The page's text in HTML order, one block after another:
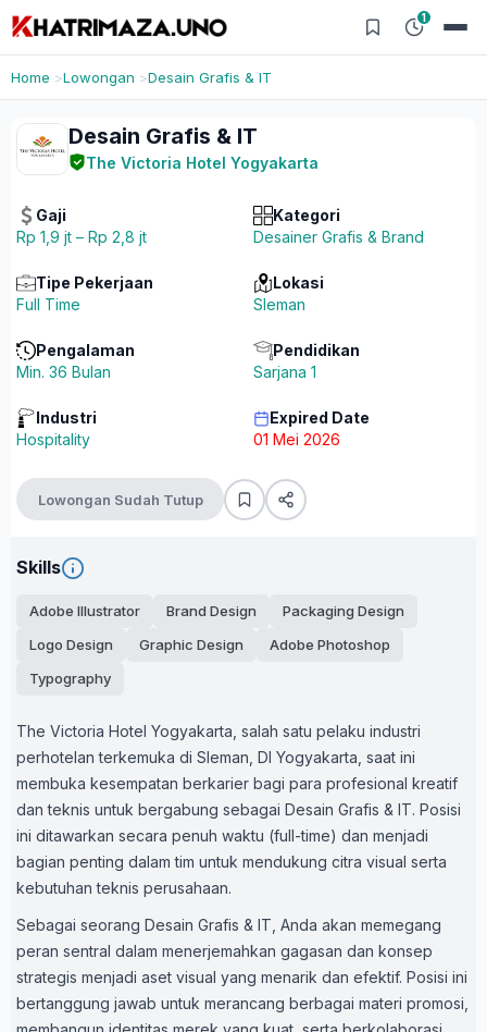
1
Home Lowongan Desain Grafis & IT
Desain Grafis & IT
The Victoria Hotel Yogyakarta
Gaji
Rp 1,9 jt – Rp 2,8 jt
Kategori
Desainer Grafis & Brand
Tipe Pekerjaan
Full Time
Lokasi
Sleman
Pengalaman
Min. 36 Bulan
Pendidikan
Sarjana 1
Industri
Hospitality
Expired Date
01 Mei 2026
Lowongan Sudah Tutup
Skills
Adobe Illustrator Brand Design
Packaging Design
Logo Design
Graphic Design
Adobe Photoshop
Typography
The Victoria Hotel Yogyakarta, salah satu pelaku industri
perhotelan terkemuka di Sleman, DI Yogyakarta, saat ini
membuka kesempatan berkarier bagi para profesional kreatif
dan teknis untuk bergabung sebagai Desain Grafis & IT. Posisi
ini ditawarkan secara penuh waktu (full-time) dan menjadi
bagian penting dalam tim untuk mendukung citra visual serta
kebutuhan teknis perusahaan.
Sebagai seorang Desain Grafis & IT, Anda akan memegang
peran sentral dalam menerjemahkan gagasan dan konsep
strategis menjadi aset visual yang menarik dan efektif. Posisi ini
bertanggung jawab untuk merancang berbagai materi promosi,